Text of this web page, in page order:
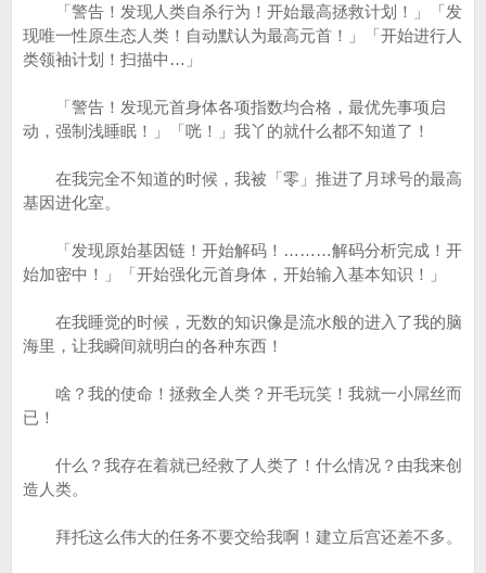
「警告！发现人类自杀行为！开始最高拯救计划！」「发
现唯一性原生态人类！自动默认为最高元首！」「开始进行人
类领袖计划！扫描中…」
「警告！发现元首身体各项指数均合格，最优先事项启
动，强制浅睡眠！」「咣！」我丫的就什么都不知道了！
在我完全不知道的时候，我被「零」推进了月球号的最高
基因进化室。
「发现原始基因链！开始解码！………解码分析完成！开
始加密中！」「开始强化元首身体，开始输入基本知识！」
在我睡觉的时候，无数的知识像是流水般的进入了我的脑
海里，让我瞬间就明白的各种东西！
啥？我的使命！拯救全人类？开毛玩笑！我就一小屌丝而
已！
什么？我存在着就已经救了人类了！什么情况？由我来创
造人类。
拜托这么伟大的任务不要交给我啊！建立后宫还差不多。